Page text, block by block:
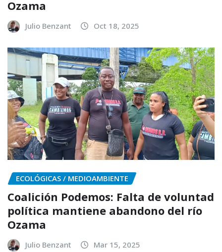
Ozama
Julio Benzant Oct 18, 2025
ECOLÓGICAS / MEDIOAMBIENTE
Coalición Podemos: Falta de voluntad
política mantiene abandono del río
Ozama
Julio Benzant Mar 15, 2025